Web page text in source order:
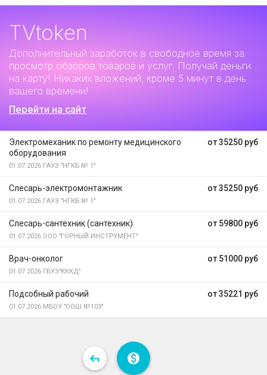
TVtoken
Дополнительный заработок в свободное время за
просмотр обзоров товаров и услуг. Получай деньги
на карту! Никаких вложений, кроме 5 минут в день
вашего времени!
Перейти на сайт
от 35250 руб
Электромеханик по ремонту медицинского
оборудования
01.07.2026 ГАУЗ "НГКБ № 1"
от 35250 руб
Слесарь-электромонтажник
01.07.2026 ГАУЗ "НГКБ № 1"
от 59800 руб
Слесарь-сантехник (сантехник)
01.07.2026 ООО "ГОРНЫЙ ИНСТРУМЕНТ"
от 51000 руб
Врач-онколог
01.07.2026 ГБУЗ"КККД"
от 35221 руб
Подсобный рабочий
01.07.2026 МБОУ "ООШ №103"